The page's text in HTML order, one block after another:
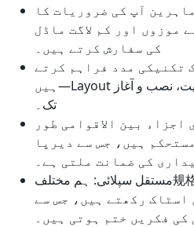
آپ کی ضروریات کا
موزوں اور کم لاگت ماڈل
کی سفارش کرتے ہیں۔
تکنیکی مدد فراہم کرتے
ہیں—Layout پلاننگ سے لے کر آپریٹر تربیت، نصب و آغاز
تک۔
بین الاقوامی طور
ہیں، جس سے دیرپا
کی ضمانت ملتی ہے۔
مستقل سپلائی: ہم مختلف规格 میں سازگار پیکنگ
اسٹاک رکھتے ہیں، جس سے
کی فکریں ختم ہوتی ہیں۔